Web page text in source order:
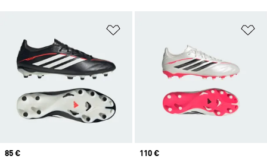
Aggiungi alla lista dei desideri
Price
85 €
Price
110 €